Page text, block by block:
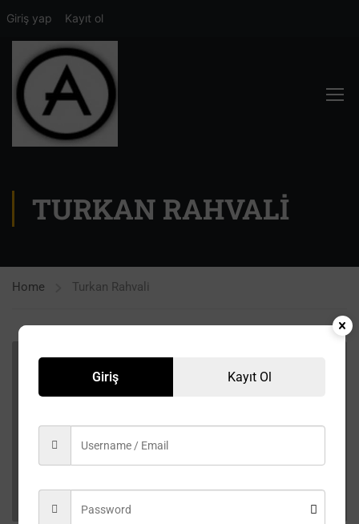
Giriş yap Kayıt ol
TURKAN RAHVALI
Home Turkan Rahvali
Giriş Kayıt Ol